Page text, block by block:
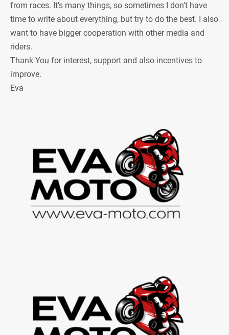
from races. It’s many things, so sometimes I don’t have
time to write about everything, but try to do the best. I also
want to have bigger cooperation with other media and
riders.
Thank You for interest, support and also incentives to
improve.
Eva